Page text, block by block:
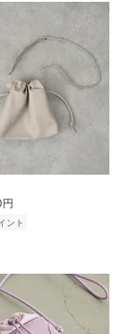
ント